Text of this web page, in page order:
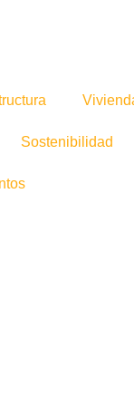
Sostenibilidad